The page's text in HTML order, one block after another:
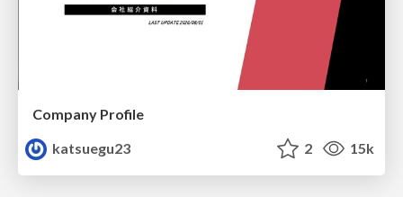
Company Profile
katsuegu23
2 15k